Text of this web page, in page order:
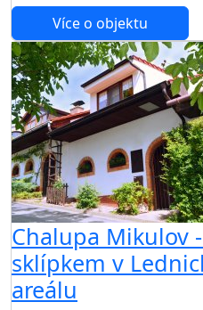
Více o objektu
Chalupa Mikulov
sklípkem v
areálu